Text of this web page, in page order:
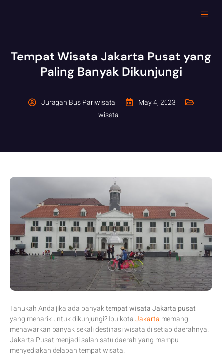
Tempat Wisata Jakarta Pusat yang
Paling Banyak Dikunjungi
Juragan Bus Pariwisata
May 4, 2023
wisata
Tahukah Anda jika ada banyaktempat wisata Jakarta pusat
yang menarik untuk dikunjungi? Ibu kotaJakarta memang
menawarkan banyak sekali destinasi wisata di setiap daerahnya.
Jakarta Pusat menjadi salah satu daerah yang mampu
menyediakan delapan tempat wisata.